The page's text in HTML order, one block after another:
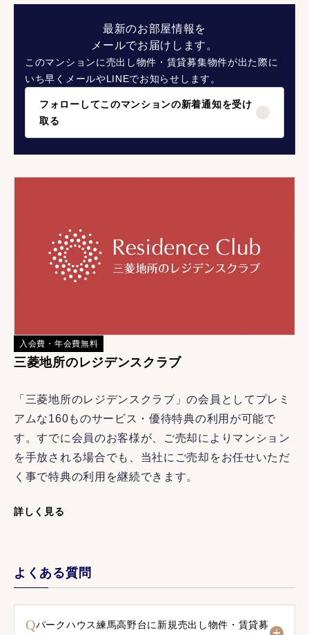
最新のお部屋情報を
メールでお届けします。
このマンションに売出し物件・賃貸募集物件が出た際に
いち早くメールやLINEでお知らせします。
フォローしてこのマンションの新着通知を受け
取る
入会費・年会費無料
三菱地所のレジデンスクラブ
「三菱地所のレジデンスクラブ」の会員としてプレミ
アムな160ものサービス・優待特典の利用が可能で
す。すでに会員のお客様が、ご売却によりマンション
を手放される場合でも、当社にご売却をお任せいただ
く事で特典の利用を継続できます。
詳しく見る
よくある質問
Qパークハウス練馬高野台に新規売出し物件・賃貸募